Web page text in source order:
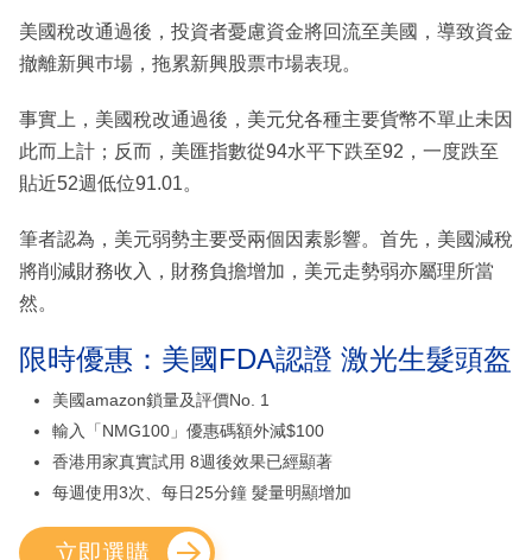
美國稅改通過後，投資者憂慮資金將回流至美國，導致資金
撤離新興巿場，拖累新興股票巿場表現。
事實上，美國稅改通過後，美元兌各種主要貨幣不單止未因
此而上計；反而，美匯指數從94水平下跌至92，一度跌至
貼近52週低位91.01。
筆者認為，美元弱勢主要受兩個因素影響。首先，美國減稅
將削減財務收入，財務負擔增加，美元走勢弱亦屬理所當
然。
限時優惠：美國FDA認證 激光生髮頭盔
美國amazon鎖量及評價No. 1
輸入「NMG100」優惠碼額外減$100
香港用家真實試用 8週後效果已經顯著
每週使用3次、每日25分鐘 髮量明顯增加
立即選購